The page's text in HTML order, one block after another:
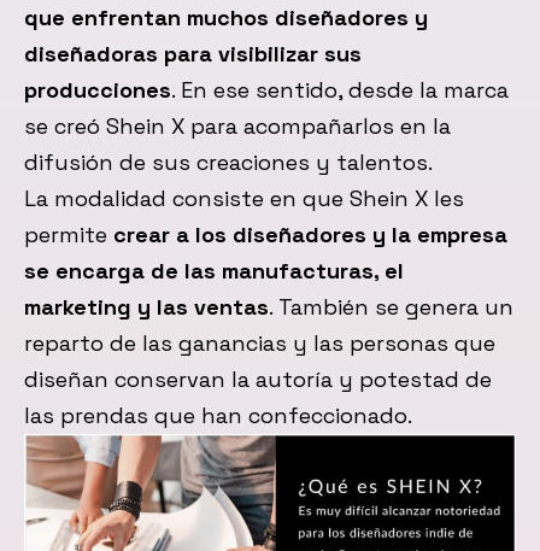
que enfrentan muchos diseñadores y
diseñadoras para visibilizar sus
producciones. En ese sentido, desde la marca
se creó Shein X para acompañarlos en la
difusión de sus creaciones y talentos.
La modalidad consiste en que Shein X les
permite crear a los diseñadores y la empresa
se encarga de las manufacturas, el
marketing y las ventas. También se genera un
reparto de las ganancias y las personas que
diseñan conservan la autoría y potestad de
las prendas que han confeccionado.